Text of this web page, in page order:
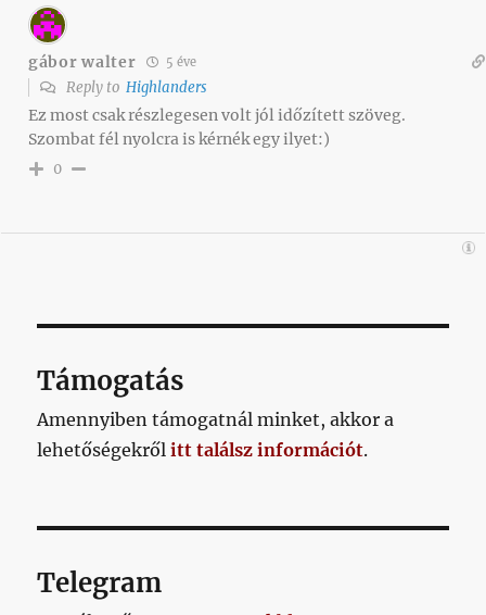
gábor walter 5 éve
Reply to Highlanders
Ez most csak részlegesen volt jól időzített szöveg.
Szombat fél nyolcra is kérnék egy ilyet:)
0
Támogatás
Amennyiben támogatnál minket, akkor a
lehetőségekrőlitt találsz információt.
Telegram